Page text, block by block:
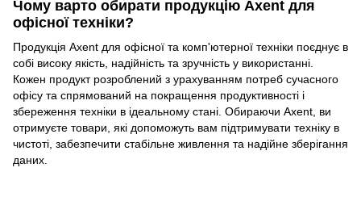
Чому варто обирати продукцію Axent для
офісної техніки?
Продукція Axent для офісної та комп'ютерної техніки поєднує в
собі високу якість, надійність та зручність у використанні.
Кожен продукт розроблений з урахуванням потреб сучасного
офісу та спрямований на покращення продуктивності і
збереження техніки в ідеальному стані. Обираючи Axent, ви
отримуєте товари, які допоможуть вам підтримувати техніку в
чистоті, забезпечити стабільне живлення та надійне зберігання
даних.